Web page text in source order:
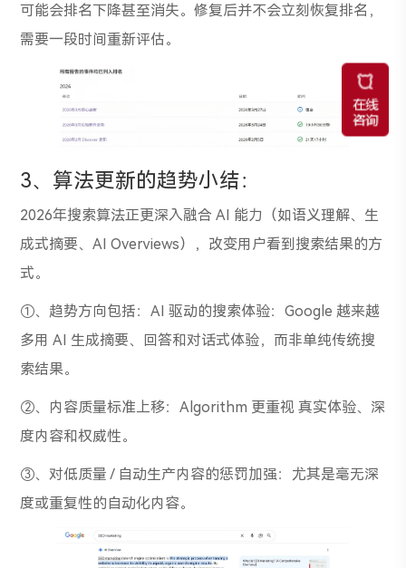
可能会排名下降甚至消失。修复后并不会立刻恢复排名，
需要一段时间重新评估。
3、算法更新的趋势小结：
2026年搜索算法正更深入融合 AI 能力（如语义理解、生
成式摘要、AI Overviews），改变用户看到搜索结果的方
式。
①、趋势方向包括：AI 驱动的搜索体验：Google 越来越
多用 AI 生成摘要、回答和对话式体验，而非单纯传统搜
索结果。
②、内容质量标准上移：Algorithm 更重视 真实体验、深
度内容和权威性。
③、对低质量 / 自动生产内容的惩罚加强：尤其是毫无深
度或重复性的自动化内容。